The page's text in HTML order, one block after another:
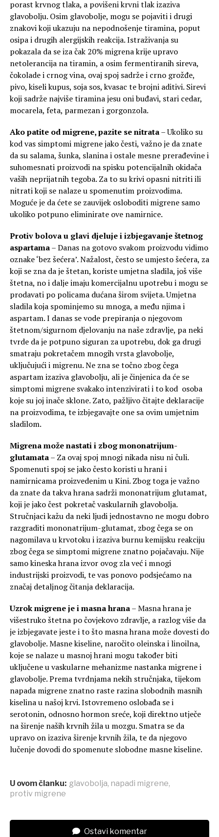
porast krvnog tlaka, a povišeni krvni tlak izaziva
glavobolju. Osim glavobolje, mogu se pojaviti i drugi
znakovi koji ukazuju na nepodnošenje tiramina, poput
osipa i drugih alergijskih reakcija. Istraživanja su
pokazala da se iza čak 20% migrena krije upravo
netolerancija na tiramin, a osim fermentiranih sireva,
čokolade i crnog vina, ovaj spoj sadrže i crno grožđe,
pivo, kiseli kupus, soja sos, kvasac te brojni aditivi. Sirevi
koji sadrže najviše tiramina jesu oni buđavi, stari cedar,
mocarela, feta, parmezan i gorgonzola.
Ako patite od migrene, pazite se nitrata– Ukoliko su
kod vas simptomi migrene jako česti, važno je da znate
da su salama, šunka, slanina i ostale mesne prerađevine i
suhomesnati proizvodi na spisku potencijalnih okidača
vaših neprijatnih tegoba. Za to su krivi opasni nitriti ili
nitrati koji se nalaze u spomenutim proizvodima.
Moguće je da ćete se zauvijek osloboditi migrene samo
ukoliko potpuno eliminirate ove namirnice.
Protiv bolova u glavi djeluje i izbjegavanje štetnog
aspartama– Danas na gotovo svakom proizvodu vidimo
oznake ‘bez šećera’. Nažalost, često se umjesto šećera, za
koji se zna da je štetan, koriste umjetna sladila, još više
štetna, no i dalje imaju komercijalnu upotrebu i mogu se
prodavati po policama dućana širom svijeta. Umjetna
sladila koja spominjemo su mnoga, a među njima i
aspartam. I danas se vode prepiranja o njegovom
štetnom/sigurnom djelovanju na naše zdravlje, pa neki
tvrde da je potpuno siguran za upotrebu, dok ga drugi
smatraju pokretačem mnogih vrsta glavobolje,
uključujući i migrenu. Ne zna se točno zbog čega
aspartam izaziva glavobolju, ali je činjenica da će se
simptomi migrene svakako intenzivirati i to kod osoba
koje su joj inače sklone. Zato, pažljivo čitajte deklaracije
na proizvodima, te izbjegavajte one sa ovim umjetnim
sladilom.
Migrena može nastati i zbog mononatrijum-
glutamata– Za ovaj spoj mnogi nikada nisu ni čuli.
Spomenuti spoj se jako često koristi u hrani i
namirnicama proizvedenim u Kini. Zbog toga je važno
da znate da takva hrana sadrži mononatrijum glutamat,
koji je jako čest pokretač vaskularnih glavobolja.
Stručnjaci kažu da neki ljudi jednostavno ne mogu dobro
razgraditi mononatrijum-glutamat, zbog čega se on
nagomilava u krvotoku i izaziva burnu kemijsku reakciju
zbog čega se simptomi migrene znatno pojačavaju. Nije
samo kineska hrana izvor ovog zla već i mnogi
industrijski proizvodi, te vas ponovo podsjećamo na
značaj detaljnog čitanja deklaracija.
Uzrok migrene je i masna hrana– Masna hrana je
višestruko štetna po čovjekovo zdravlje, a razlog više da
je izbjegavate jeste i to što masna hrana može dovesti do
glavobolje. Masne kiseline, naročito oleinska i linoilna,
koje se nalaze u masnoj hrani mogu također biti
uključene u vaskularne mehanizme nastanka migrene i
glavobolje. Prema tvrdnjama nekih stručnjaka, tijekom
napada migrene znatno raste razina slobodnih masnih
kiselina u našoj krvi. Istovremeno oslobađa se i
serotonin, odnosno hormon sreće, koji direktno utječe
na širenje naših krvnih žila u mozgu. Smatra se da
upravo on izaziva širenje krvnih žila, te da njegovo
lučenje dovodi do spomenute slobodne masne kiseline.
U ovom članku: glavobolja, napadi migrene,
protiv migrene
Ostavi komentar